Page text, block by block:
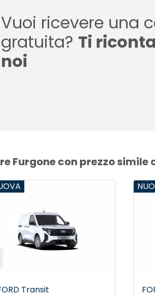
Vuoi ricevere una
gratuita? Ti
noi
Furgone con prezzo
Transit